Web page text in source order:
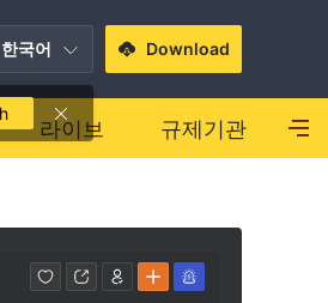
한국어 Download
라이브 규제기관